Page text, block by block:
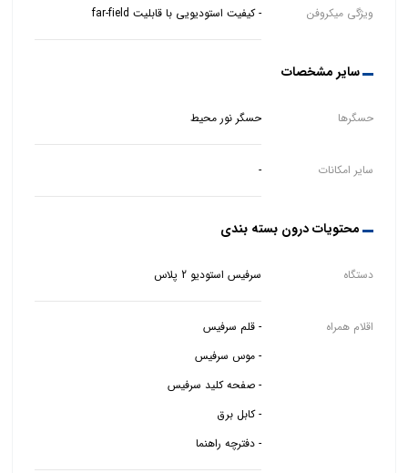
ویژگی میکروفن - کیفیت استودیویی با قابلیت far-field
سایر مشخصات
حسگرها حسگر نور محیط
سایر امکانات -
محتویات درون بسته بندی
دستگاه سرفیس استودیو 2 پلاس
اقلام همراه
- قلم سرفیس
- موس سرفیس
- صفحه کلید سرفیس
- دفترچه راهنما